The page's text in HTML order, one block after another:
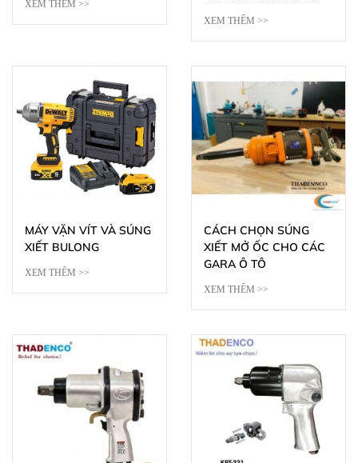
XEM THÊM >>
XEM THÊM >>
MÁY VẶN VÍT VÀ SÚNG
XIẾT BULONG
XEM THÊM >>
CÁCH CHỌN SÚNG
XIẾT MỞ ỐC CHO CÁC
GARA Ô TÔ
XEM THÊM >>